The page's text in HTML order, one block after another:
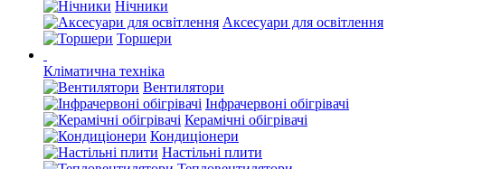
Нічники
Аксесуари для освітлення
Торшери
Кліматична техніка
Вентилятори
Інфрачервоні обігрівачі
Керамічні обігрівачі
Кондиціонери
Настільні плити